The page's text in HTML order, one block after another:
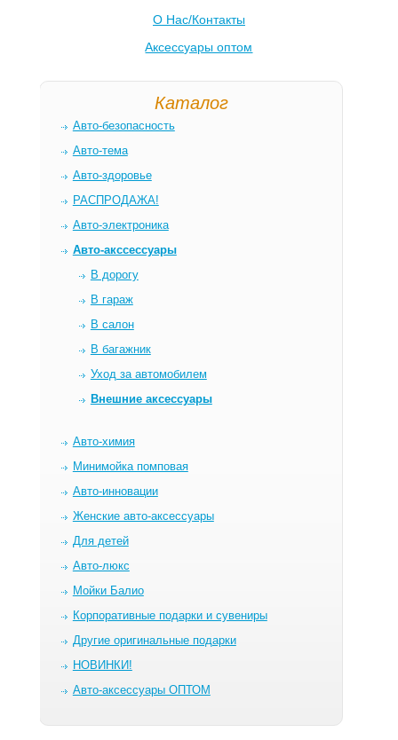
О Нас/Контакты
Аксессуары оптом
Каталог
Авто-безопасность
Авто-тема
Авто-здоровье
РАСПРОДАЖА!
Авто-электроника
Авто-акссессуары
В дорогу
В гараж
В салон
В багажник
Уход за автомобилем
Внешние аксессуары
Авто-химия
Минимойка помповая
Авто-инновации
Женские авто-аксессуары
Для детей
Авто-люкс
Мойки Балио
Корпоративные подарки и сувениры
Другие оригинальные подарки
НОВИНКИ!
Авто-аксессуары ОПТОМ